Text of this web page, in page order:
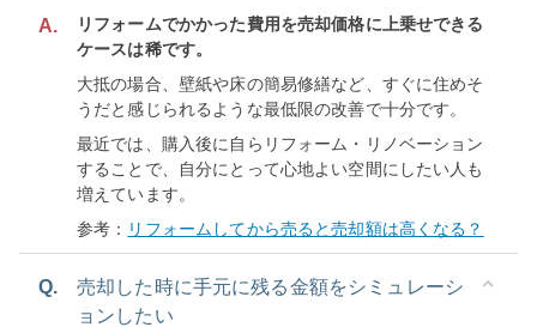
A.
リフォームでかかった費用を売却価格に上乗せできる
ケースは稀です。
大抵の場合、壁紙や床の簡易修繕など、すぐに住めそ
うだと感じられるような最低限の改善で十分です。
最近では、購入後に自らリフォーム・リノベーション
することで、自分にとって心地よい空間にしたい人も
増えています。
参考： リフォームしてから売ると売却額は高くなる？
Q.
売却した時に手元に残る金額をシミュレーシ
ョンしたい